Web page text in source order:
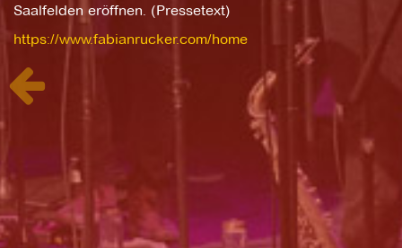
Saalfelden eröffnen. (Pressetext)
https://www.fabianrucker.com/home